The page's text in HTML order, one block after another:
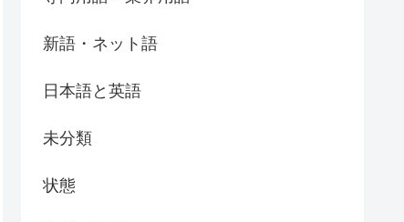
新語・ネット語
日本語と英語
未分類
状態